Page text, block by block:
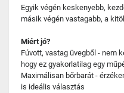
Egyik végén keskenyebb,
másik végén vastagabb, a
Miért jó?
Fúvott, vastag üvegből - nem
hogy ez gyakorlatilag egy
Maximálisan bőrbarát -
is ideális választás